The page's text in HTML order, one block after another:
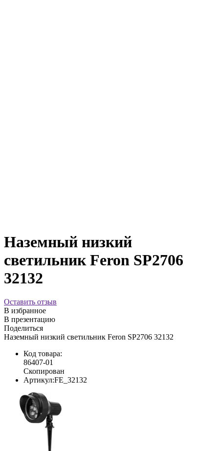
Наземный низкий
светильник Feron SP2706
32132
Оставить отзыв
В избранное
В презентацию
Поделиться
Наземный низкий светильник Feron SP2706 32132
Код товара:
86407-01
Скопирован
Артикул:FE_32132